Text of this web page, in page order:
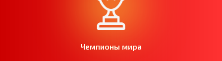
Чемпионы мира